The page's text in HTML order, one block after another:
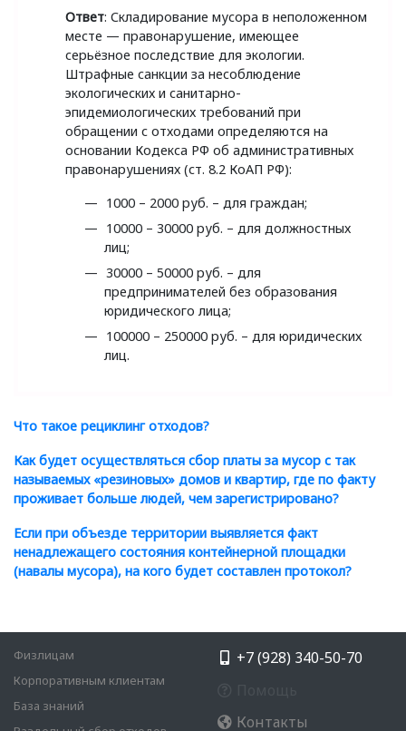
Ответ: Складирование мусора в неположенном
месте — правонарушение, имеющее
серьёзное последствие для экологии.
Штрафные санкции за несоблюдение
экологических и санитарно-
эпидемиологических требований при
обращении с отходами определяются на
основании Кодекса РФ об административных
правонарушениях (ст. 8.2 КоАП РФ):
1000 – 2000 руб. – для граждан;
10000 – 30000 руб. – для должностных
лиц;
30000 – 50000 руб. – для
предпринимателей без образования
юридического лица;
100000 – 250000 руб. – для юридических
лиц.
Что такое рециклинг отходов?
Как будет осуществляться сбор платы за мусор с так
называемых «резиновых» домов и квартир, где по факту
проживает больше людей, чем зарегистрировано?
Если при объезде территории выявляется факт
ненадлежащего состояния контейнерной площадки
(навалы мусора), на кого будет составлен протокол?
Физлицам
Корпоративным клиентам
База знаний
+7 (928) 340-50-70
Контакты